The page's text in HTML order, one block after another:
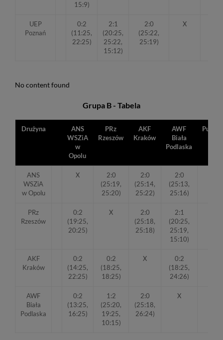
15:9)
UEP
Poznań
0:2
(11:25,
22:25)
2:1
(20:25,
25:22,
15:12)
2:0
(25:22,
25:19)
X
No content found
Grupa B - Tabela
Drużyna
ANS
WSZiA
w
Opolu
PRz
Rzeszów
AKF
Kraków
AWF
Biała
Podlaska
Punkty
ANS
WSZiA
w Opolu
X
2:0
(25:19,
25:20)
2:0
(25:14,
25:22)
2:0
(25:13,
25:16)
PRz
Rzeszów
0:2
(19:25,
20:25)
X
2:0
(25:18,
25:18)
2:1
(20:25,
25:19,
15:10)
AKF
Kraków
0:2
(14:25,
22:25)
0:2
(18:25,
18:25)
X
0:2
(18:25,
24:26)
AWF
Biała
Podlaska
0:2
(13:25,
16:25)
1:2
(25:20,
19:25,
10:15)
2:0
(25:18,
26:24)
X